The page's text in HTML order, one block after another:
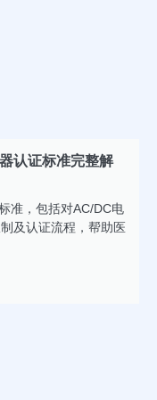
认证标准完整解
准，包括对AC/DC电
及认证流程，帮助医